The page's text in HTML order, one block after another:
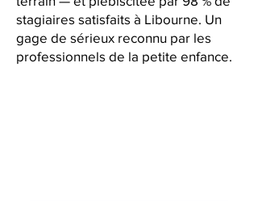
stagiaires satisfaits à Libourne. Un
gage de sérieux reconnu par les
professionnels de la petite enfance.